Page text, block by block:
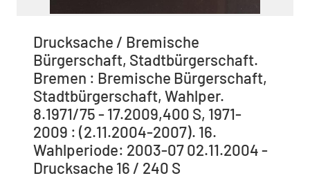
Drucksache / Bremische
Bürgerschaft, Stadtbürgerschaft.
Bremen : Bremische Bürgerschaft,
Stadtbürgerschaft, Wahlper.
8.1971/75 - 17.2009,400 S, 1971-
2009 : (2.11.2004-2007). 16.
Wahlperiode: 2003-07 02.11.2004 -
Drucksache 16 / 240 S